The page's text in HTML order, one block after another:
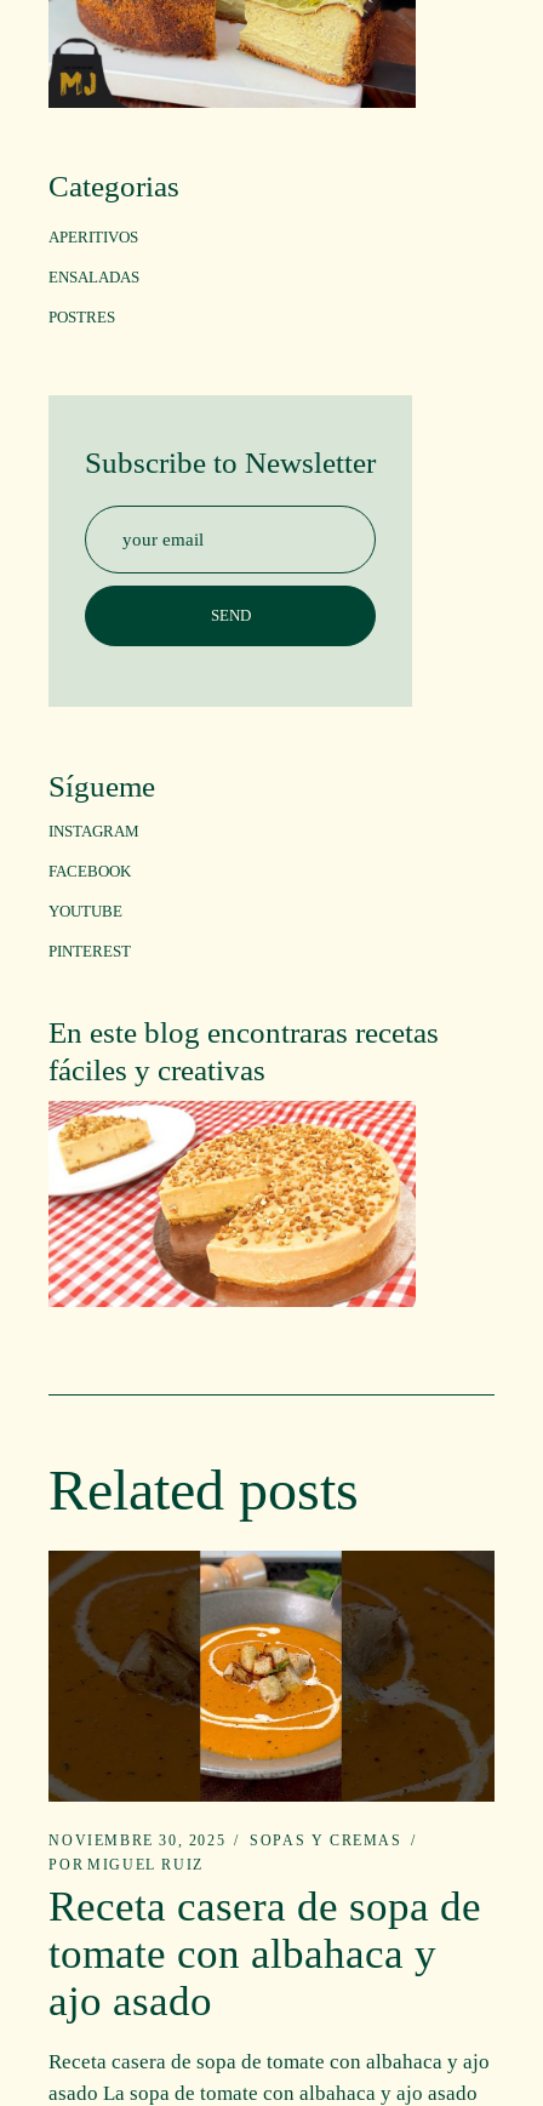
Categorias
APERITIVOS
ENSALADAS
POSTRES
Subscribe to Newsletter
Sígueme
INSTAGRAM
FACEBOOK
YOUTUBE
PINTEREST
En este blog encontraras recetas
fáciles y creativas
Related posts
NOVIEMBRE 30, 2025
SOPAS Y CREMAS
POR MIGUEL RUIZ
Receta casera de sopa de
tomate con albahaca y
ajo asado
Receta casera de sopa de tomate con albahaca y ajo
asado La sopa de tomate con albahaca y ajo asado